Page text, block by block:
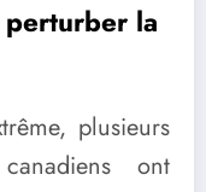
la
plusieurs
ont